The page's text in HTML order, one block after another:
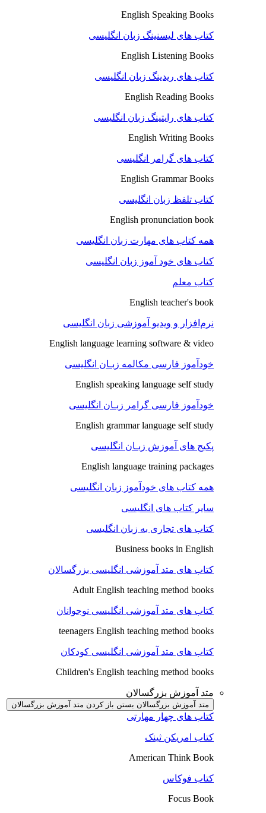
English Speaking Books
کتاب های لیسنینگ زبان انگلیسی
English Listening Books
کتاب های ریدینگ زبان انگلیسی
English Reading Books
کتاب های رایتینگ زبان انگلیسی
English Writing Books
کتاب های گرامر انگلیسی
English Grammar Books
کتاب تلفظ زبان انگلیسی
English pronunciation book
همه کتاب های مهارت زبان انگلیسی
کتاب های خود آموز زبان انگلیسی
کتاب معلم
English teacher's book
نرم‌افزار و ویدیو آموزشی زبان انگلیسی
English language learning software & video
خودآموز فارسی مکالمه زبـان انگلیسی
English speaking language self study
خودآموز فارسی گرامر زبـان انگلیسی
English grammar language self study
پکیج های آموزش زبـان انگلیسی
English language training packages
همه کتاب های خودآموز زبان انگلیسی
سایر کتاب های انگلیسی
کتاب های تجاری به زبان انگلیسی
Business books in English
کتاب های متد آموزشی انگلیسی بزرگسالان
Adult English teaching method books
کتاب های متد آموزشی انگلیسی نوجوانان
teenagers English teaching method books
کتاب های متد آموزشی انگلیسی کودکان
Children's English teaching method books
متد آموزش بزرگسالان
متد آموزش بزرگسالان بستن باز کردن متد آموزش بزرگسالان
کتاب های چهار مهارتی
کتاب امریکن ثینک
American Think Book
کتاب فوکاس
Focus Book